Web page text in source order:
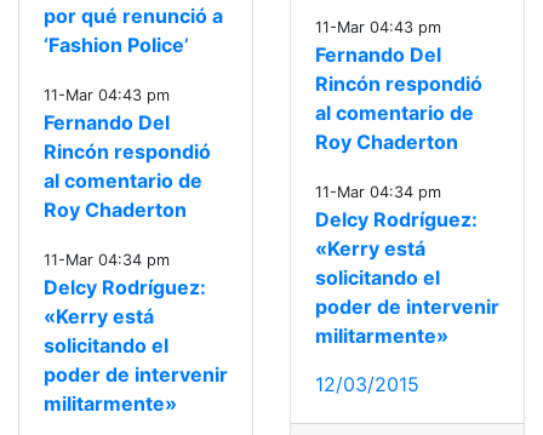
por qué renunció a
‘Fashion Police’
11-Mar 04:43 pm
Fernando Del
Rincón respondió
al comentario de
Roy Chaderton
11-Mar 04:34 pm
Delcy Rodríguez:
«Kerry está
solicitando el
poder de intervenir
militarmente»
11-Mar 04:43 pm
Fernando Del
Rincón respondió
al comentario de
Roy Chaderton
11-Mar 04:34 pm
Delcy Rodríguez:
«Kerry está
solicitando el
poder de intervenir
militarmente»
12/03/2015